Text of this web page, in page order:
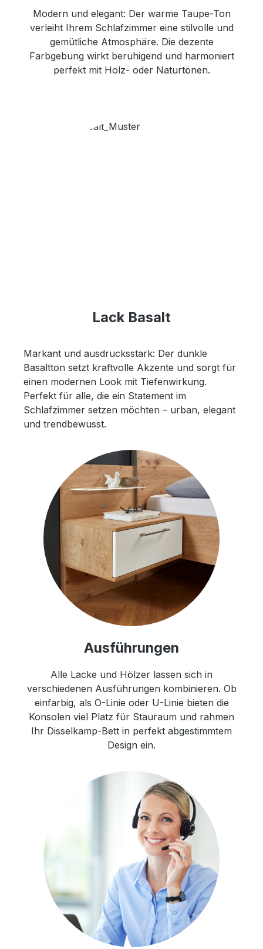
Modern und elegant: Der warme Taupe-Ton
verleiht Ihrem Schlafzimmer eine stilvolle und
gemütliche Atmosphäre. Die dezente
Farbgebung wirkt beruhigend und harmoniert
perfekt mit Holz- oder Naturtönen.
Lack Basalt
Markant und ausdrucksstark: Der dunkle
Basaltton setzt kraftvolle Akzente und sorgt für
einen modernen Look mit Tiefenwirkung.
Perfekt für alle, die ein Statement im
Schlafzimmer setzen möchten – urban, elegant
und trendbewusst.
Ausführungen
Alle Lacke und Hölzer lassen sich in
verschiedenen Ausführungen kombinieren. Ob
einfarbig, als O-Linie oder U-Linie bieten die
Konsolen viel Platz für Stauraum und rahmen
Ihr Disselkamp-Bett in perfekt abgestimmtem
Design ein.